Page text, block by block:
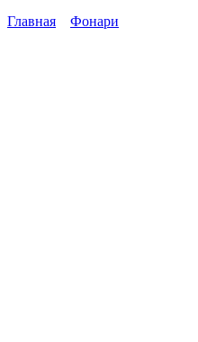
Главная
Фонари